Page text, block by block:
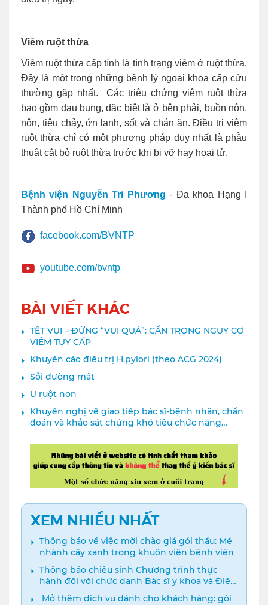
Viêm ruột thừa
Viêm ruột thừa cấp tính là tình trạng viêm ở ruột thừa.
Đây là một trong những bệnh lý ngoại khoa cấp cứu
thường gặp nhất. Các triệu chứng viêm ruột thừa
bao gồm đau bụng, đặc biệt là ở bên phải, buồn nôn,
nôn, tiêu chảy, ớn lạnh, sốt và chán ăn. Điều trị viêm
ruột thừa chỉ có một phương pháp duy nhất là phẫu
thuật cắt bỏ ruột thừa trước khi bị vỡ hay hoại tử.
Bệnh viện Nguyễn Tri Phương - Đa khoa Hạng I
Thành phố Hồ Chí Minh
facebook.com/BVNTP
youtube.com/bvntp
BÀI VIẾT KHÁC
TẾT VUI – ĐỪNG “VUI QUÁ”: CẨN TRỌNG NGUY CƠ
VIÊM TỤY CẤP
Khuyến cáo điều trị H.pylori (theo ACG 2024)
Sỏi đường mật
U ruột non
Khuyến nghị về giao tiếp bác sĩ-bệnh nhân, chẩn
đoán và khảo sát chứng khó tiêu chức năng
XEM NHIỀU NHẤT
Thông báo về việc mời chào giá gói thầu: Mé
nhánh cây xanh trong khuôn viên bệnh viện
Thông báo chiêu sinh Chương trình thực
hành đối với chức danh Bác sĩ y khoa và Điều
dưỡng năm 2024
️ Mở thêm dịch vụ dành cho khách hàng: gói